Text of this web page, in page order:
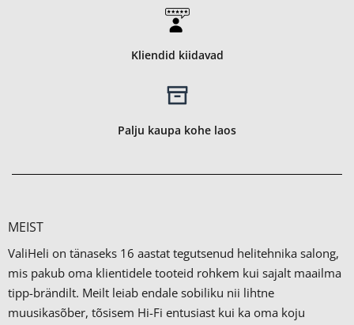
Kliendid kiidavad
Palju kaupa kohe laos
MEIST
ValiHeli on tänaseks 16 aastat tegutsenud helitehnika salong,
mis pakub oma klientidele tooteid rohkem kui sajalt maailma
tipp-brändilt. Meilt leiab endale sobiliku nii lihtne
muusikasõber, tõsisem Hi-Fi entusiast kui ka oma koju